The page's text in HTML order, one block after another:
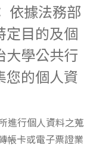
依據法務部
定目的及個
大學公共行
您的個人資
進行個人資料之蒐
帳卡或電子票證業